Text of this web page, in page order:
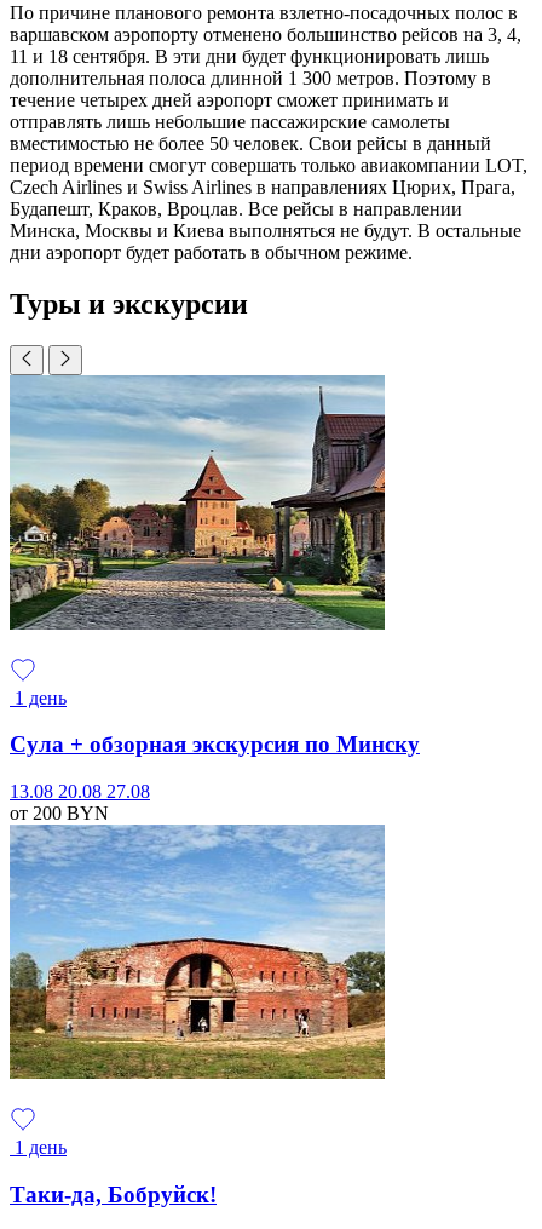
По причине планового ремонта взлетно-посадочных полос в
варшавском аэропорту отменено большинство рейсов на 3, 4,
11 и 18 сентября. В эти дни будет функционировать лишь
дополнительная полоса длинной 1 300 метров. Поэтому в
течение четырех дней аэропорт сможет принимать и
отправлять лишь небольшие пассажирские самолеты
вместимостью не более 50 человек. Свои рейсы в данный
период времени смогут совершать только авиакомпании LOT,
Czech Airlines и Swiss Airlines в направлениях Цюрих, Прага,
Будапешт, Краков, Вроцлав. Все рейсы в направлении
Минска, Москвы и Киева выполняться не будут. В остальные
дни аэропорт будет работать в обычном режиме.
Туры и экскурсии
1 день
Сула + обзорная экскурсия по Минску
13.08 20.08 27.08
от 200 BYN
1 день
Таки-да, Бобруйск!